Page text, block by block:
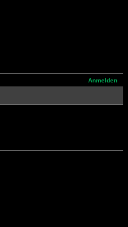
Anmelden